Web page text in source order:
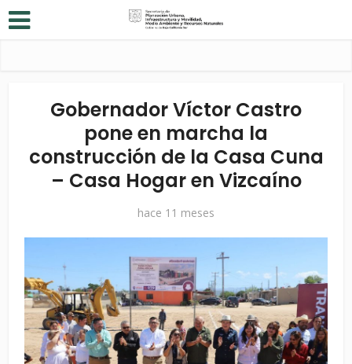
Gobernador Víctor Castro
pone en marcha la
construcción de la Casa Cuna
– Casa Hogar en Vizcaíno
hace 11 meses